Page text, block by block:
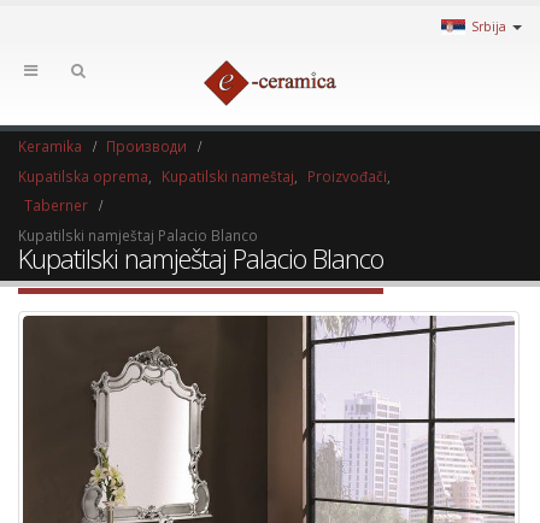
Srbija
Keramika
Производи
Kupatilska oprema
Kupatilski nameštaj Proizvođači
Taberner
Kupatilski namještaj Palacio Blanco
Kupatilski namještaj Palacio Blanco